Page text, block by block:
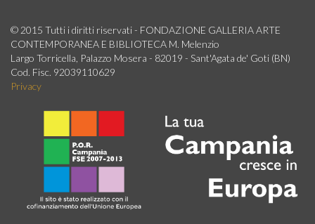
© 2015 Tutti i diritti riservati - FONDAZIONE GALLERIA ARTE
CONTEMPORANEA E BIBLIOTECA M. Melenzio
Largo Torricella, Palazzo Mosera - 82019 - Sant'Agata de' Goti (BN)
Cod. Fisc. 92039110629
Privacy